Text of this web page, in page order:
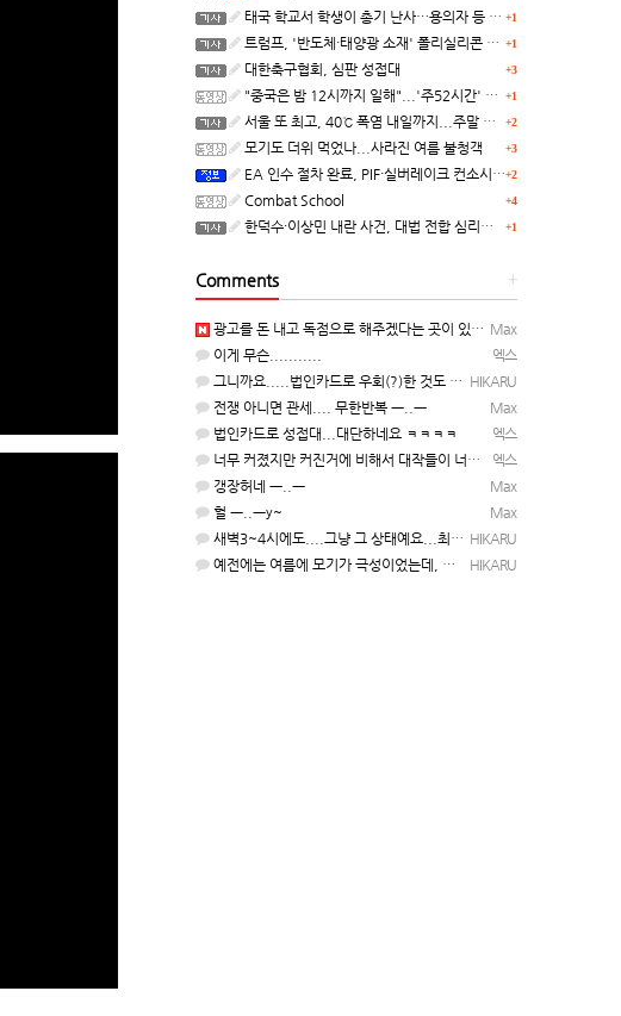
+1
태국 학교서 학생이 총기 난사…용의자 등 8명 숨져
+1
트럼프, '반도체·태양광 소재' 폴리실리콘 파생 제품에 15% 관세...한국 기업도 영향
+3
대한축구협회, 심판 성접대
+1
"중국은 밤 12시까지 일해"...'주52시간' 손볼까
+2
서울 또 최고, 40℃ 폭염 내일까지...주말 동쪽 비바람
+3
모기도 더위 먹었나...사라진 여름 불청객
+2
EA 인수 절차 완료, PIF·실버레이크 컨소시엄 산하 편입
+4
Combat School
+1
한덕수·이상민 내란 사건, 대법 전합 심리…"역사적 사법평가"(종합)
+
Comments
Max
광고를 돈 내고 독점으로 해주겠다는 곳이 있을정도인거 보면 어마어마한 게임은 맞는듯 ㅡ..ㅡ... 여태까지 …
엑스
이게 무슨...........
HIKARU
그니까요.....법인카드로 우회(?)한 것도 아니고, 대놓고...ㅋ ㅋ)
Max
전쟁 아니면 관세.... 무한반복 ㅡ..ㅡ
엑스
법인카드로 성접대...대단하네요 ㅋㅋㅋㅋ
엑스
너무 커졌지만 커진거에 비해서 대작들이 너무 줄었죠.........
Max
갱장허네 ㅡ..ㅡ
Max
헐 ㅡ..ㅡy~
HIKARU
새벽3~4시에도....그냥 그 상태예요...최근 1주일은....
HIKARU
예전에는 여름에 모기가 극성이었는데, 여름에는 안나오는 것 같은.....ㅎ ㅎ)